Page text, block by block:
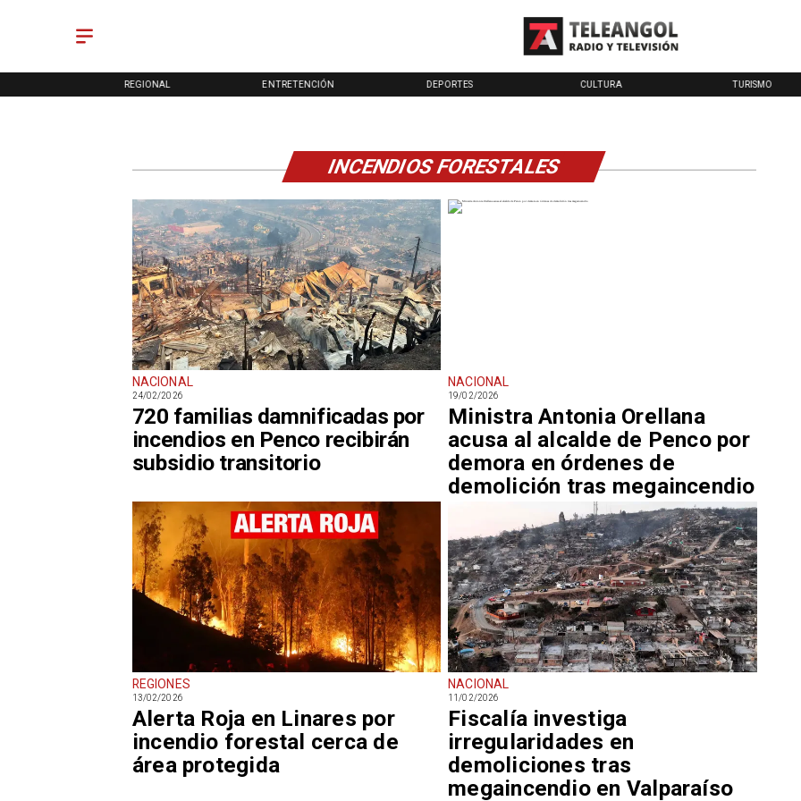
REGIONAL ENTRETENCIÓN DEPORTES CULTURA TURISMO
NACIONAL
24/02/2026
720 familias damnificadas por
incendios en Penco recibirán
subsidio transitorio
NACIONAL
19/02/2026
Ministra Antonia Orellana
acusa al alcalde de Penco por
demora en órdenes de
demolición tras megaincendio
REGIONES
13/02/2026
Alerta Roja en Linares por
incendio forestal cerca de
área protegida
NACIONAL
11/02/2026
Fiscalía investiga
irregularidades en
demoliciones tras
megaincendio en Valparaíso
INCENDIOS FORESTALES